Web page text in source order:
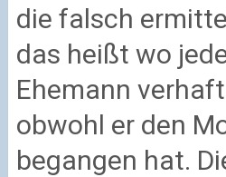
die falsch
das heißt wo
Ehemann
obwohl er den
begangen hat.